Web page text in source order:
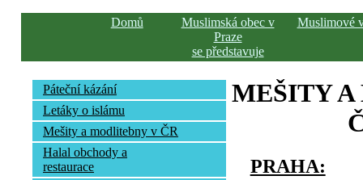
Domů
Muslimská obec v
Praze
se představuje
Muslimové
Páteční kázání
Letáky o islámu
Mešity a modlitebny v ČR
Halal obchody a
restaurace
MEŠITY
PRAHA: